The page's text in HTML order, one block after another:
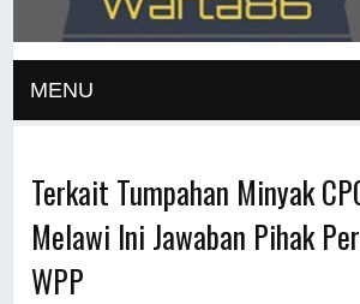
MENU
Terkait Tumpahan Minyak
Melawi Ini Jawaban Pihak
WPP